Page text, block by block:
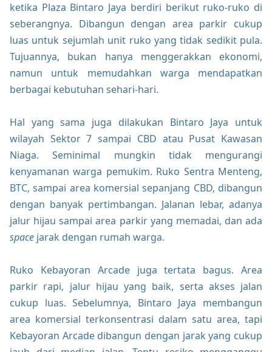
ketika Plaza Bintaro Jaya berdiri berikut ruko-ruko di
seberangnya. Dibangun dengan area parkir cukup
luas untuk sejumlah unit ruko yang tidak sedikit pula.
Tujuannya, bukan hanya menggerakkan ekonomi,
namun untuk memudahkan warga mendapatkan
berbagai kebutuhan sehari-hari.
Hal yang sama juga dilakukan Bintaro Jaya untuk
wilayah Sektor 7 sampai CBD atau Pusat Kawasan
Niaga. Seminimal mungkin tidak mengurangi
kenyamanan warga pemukim. Ruko Sentra Menteng,
BTC, sampai area komersial sepanjang CBD, dibangun
dengan banyak pertimbangan. Jalanan lebar, adanya
jalur hijau sampai area parkir yang memadai, dan ada
space jarak dengan rumah warga.
Ruko Kebayoran Arcade juga tertata bagus. Area
parkir rapi, jalur hijau yang baik, serta akses jalan
cukup luas. Sebelumnya, Bintaro Jaya membangun
area komersial terkonsentrasi dalam satu area, tapi
Kebayoran Arcade dibangun dengan jarak yang cukup